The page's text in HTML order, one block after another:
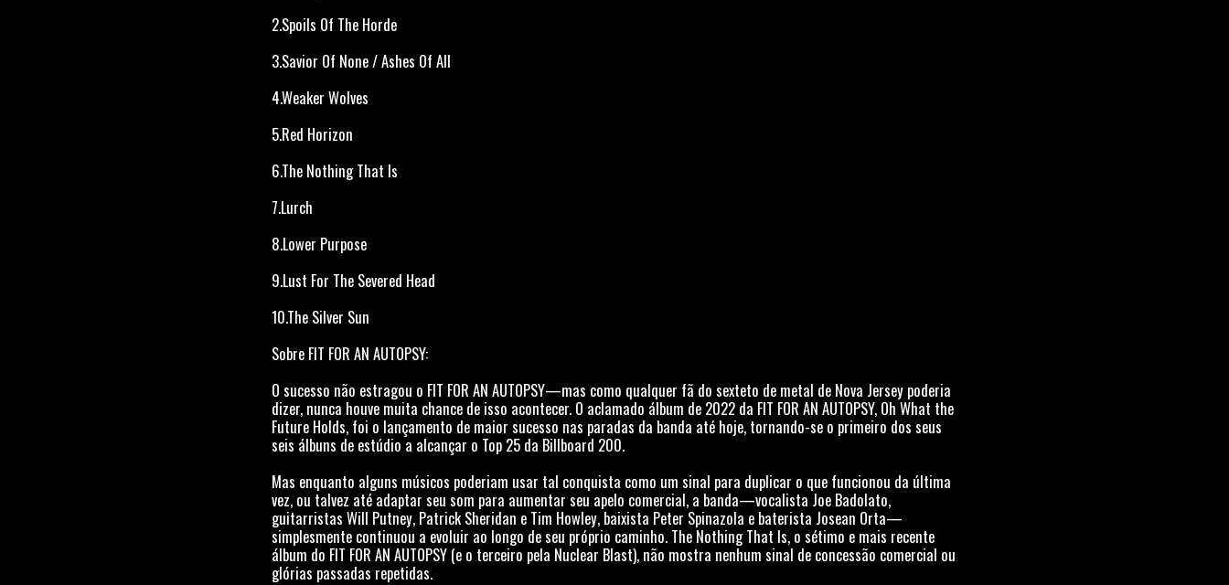
2.Spoils Of The Horde
3.Savior Of None / Ashes Of All
4.Weaker Wolves
5.Red Horizon
6.The Nothing That Is
7.Lurch
8.Lower Purpose
9.Lust For The Severed Head
10.The Silver Sun
Sobre FIT FOR AN AUTOPSY:
O sucesso não estragou o FIT FOR AN AUTOPSY—mas como qualquer fã do sexteto de metal de Nova Jersey poderia
dizer, nunca houve muita chance de isso acontecer. O aclamado álbum de 2022 da FIT FOR AN AUTOPSY, Oh What the
Future Holds, foi o lançamento de maior sucesso nas paradas da banda até hoje, tornando-se o primeiro dos seus
seis álbuns de estúdio a alcançar o Top 25 da Billboard 200.
Mas enquanto alguns músicos poderiam usar tal conquista como um sinal para duplicar o que funcionou da última
vez, ou talvez até adaptar seu som para aumentar seu apelo comercial, a banda—vocalista Joe Badolato,
guitarristas Will Putney, Patrick Sheridan e Tim Howley, baixista Peter Spinazola e baterista Josean Orta—
simplesmente continuou a evoluir ao longo de seu próprio caminho. The Nothing That Is, o sétimo e mais recente
álbum do FIT FOR AN AUTOPSY (e o terceiro pela Nuclear Blast), não mostra nenhum sinal de concessão comercial ou
glórias passadas repetidas.